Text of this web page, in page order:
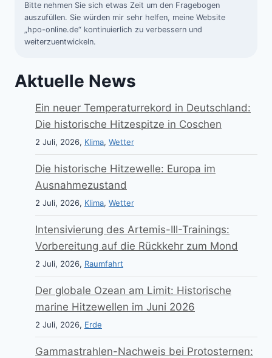
Bitte nehmen Sie sich etwas Zeit um den Fragebogen
auszufüllen. Sie würden mir sehr helfen, meine Website
„hpo-online.de“ kontinuierlich zu verbessern und
weiterzuentwickeln.
Aktuelle News
Ein neuer Temperaturrekord in Deutschland:
Die historische Hitzespitze in Coschen
2 Juli, 2026, Klima, Wetter
Die historische Hitzewelle: Europa im
Ausnahmezustand
2 Juli, 2026, Klima, Wetter
Intensivierung des Artemis-III-Trainings:
Vorbereitung auf die Rückkehr zum Mond
2 Juli, 2026, Raumfahrt
Der globale Ozean am Limit: Historische
marine Hitzewellen im Juni 2026
2 Juli, 2026, Erde
Gammastrahlen-Nachweis bei Protosternen: